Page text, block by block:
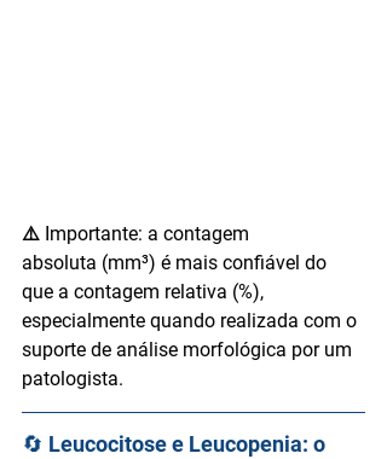
⚠️ Importante: a contagem
absoluta (mm³) é mais confiável do
que a contagem relativa (%),
especialmente quando realizada com o
suporte de análise morfológica por um
patologista.
🔄 Leucocitose e Leucopenia: o